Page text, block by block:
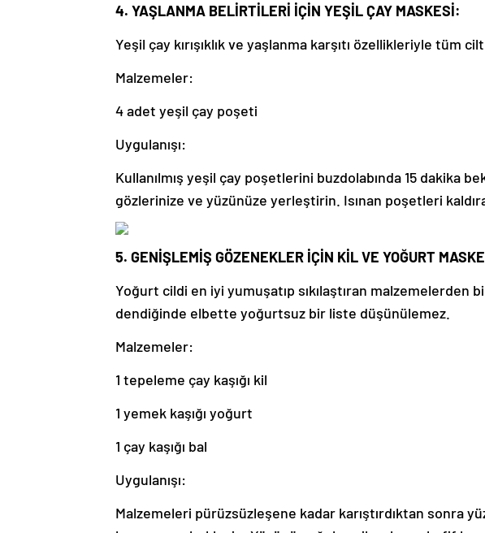
4. YAŞLANMA BELİRTİLERİ İÇİN YEŞİL ÇAY MASKESİ:
Yeşil çay kırışıklık ve yaşlanma karşıtı özellikleriyle tüm
Malzemeler:
4 adet yeşil çay poşeti
Uygulanışı:
Kullanılmış yeşil çay poşetlerini buzdolabında 15 dakika
gözlerinize ve yüzünüze yerleştirin. Isınan poşetleri
5. GENİŞLEMİŞ GÖZENEKLER İÇİN KİL VE YOĞURT
Yoğurt cildi en iyi yumuşatıp sıkılaştıran malzemelerden
dendiğinde elbette yoğurtsuz bir liste düşünülemez.
Malzemeler:
1 tepeleme çay kaşığı kil
1 yemek kaşığı yoğurt
1 çay kaşığı bal
Uygulanışı:
Malzemeleri pürüzsüzleşene kadar karıştırdıktan sonra